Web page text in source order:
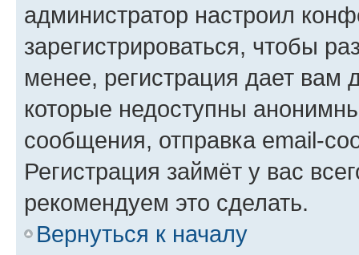
администратор настроил
зарегистрироваться, чтобы
менее, регистрация дает вам
которые недоступны
сообщения, отправка email-
Регистрация займёт у вас
рекомендуем это сделать.
Вернуться к началу